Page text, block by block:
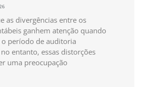
as divergências entre os
ganhem atenção quando
período de auditoria
entanto, essas distorções
uma preocupação